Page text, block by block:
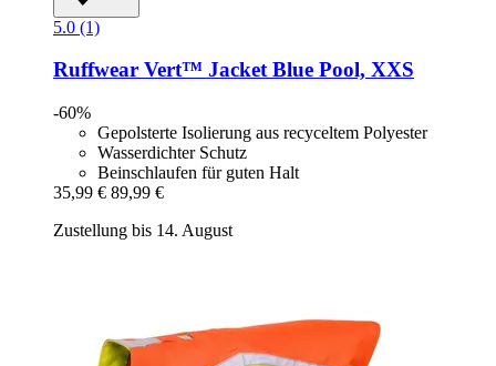
5.0 (1)
Ruffwear Vert™ Jacket Blue Pool, XXS
-60%
Gepolsterte Isolierung aus recyceltem Polyester
Wasserdichter Schutz
Beinschlaufen für guten Halt
35,99 € 89,99 €
Zustellung bis 14. August